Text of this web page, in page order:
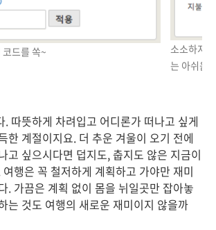
드를 쏙~
소소하지
는 아쉬움!
. 따뜻하게 차려입고 어디론가 떠나고 싶게
한 계절이지요. 더 추운 겨울이 오기 전에
고 싶으시다면 덥지도, 춥지도 않은 지금이
행은 꼭 철저하게 계획하고 가야만 재미
. 가끔은 계획 없이 몸을 뉘일곳만 잡아놓
는 것도 여행의 새로운 재미이지 않을까